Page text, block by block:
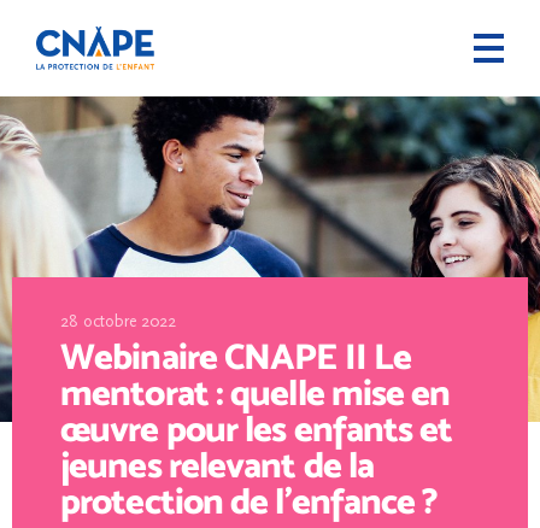
28 octobre 2022
Webinaire CNAPE II Le
mentorat : quelle mise en
œuvre pour les enfants et
jeunes relevant de la
protection de l’enfance ?